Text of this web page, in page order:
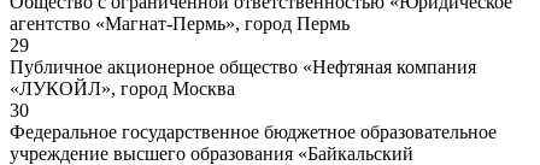
агентство «Магнат-Пермь», город Пермь
29
Публичное акционерное общество «Нефтяная компания
«ЛУКОЙЛ», город Москва
30
Федеральное государственное бюджетное образовательное
учреждение высшего образования «Байкальский